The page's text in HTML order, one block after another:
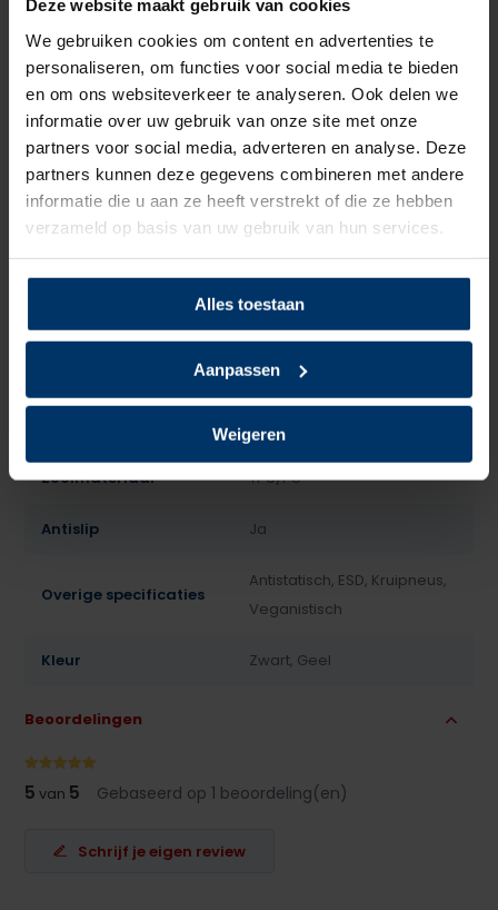
Deze website maakt gebruik van cookies
We gebruiken cookies om content en advertenties te
personaliseren, om functies voor social media te bieden
en om ons websiteverkeer te analyseren. Ook delen we
informatie over uw gebruik van onze site met onze
partners voor social media, adverteren en analyse. Deze
partners kunnen deze gegevens combineren met andere
informatie die u aan ze heeft verstrekt of die ze hebben
verzameld op basis van uw gebruik van hun services.
Alles toestaan
Aanpassen
Weigeren
Merk HKS
Normering S3
Leest Heren
Model Hoog
Sluiting BOA
Bovenmateriaal Microvezel
Staal
Kunststof
Zoolmateriaal TPU/PU
Antislip Ja
Overige specificaties
Antistatisch, ESD, Kruipneus,
Veganistisch
Kleur Zwart, Geel
Beoordelingen
5 van 5 Gebaseerd op 1 beoordeling(en)
Schrijf je eigen review